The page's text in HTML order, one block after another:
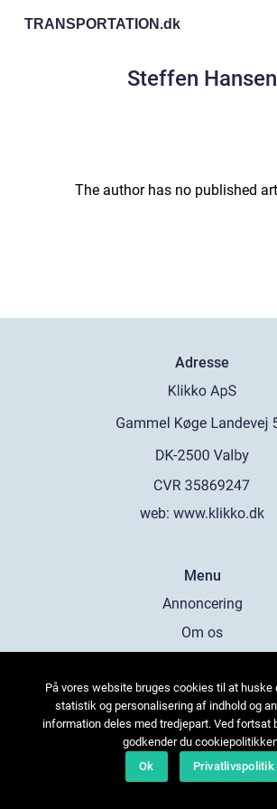
TRANSPORTATION.dk
Steffen Hansen
The author has no published
Adresse
web: www.klikko.dk
Menu
Annoncering
Om os
Kontakt os
Sitemap
På vores website bruges cookies til at huske
statistik og personalisering af indhold og
information deles med tredjepart. Ved fortsat
godkender du
Ok
Privatlivspolitik